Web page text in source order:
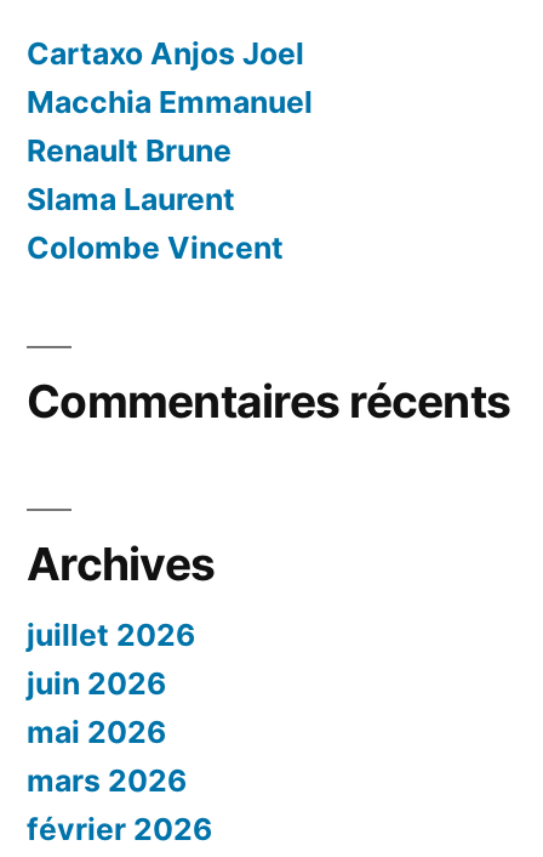
Cartaxo Anjos Joel
Macchia Emmanuel
Renault Brune
Slama Laurent
Colombe Vincent
Commentaires récents
Archives
juillet 2026
juin 2026
mai 2026
mars 2026
février 2026